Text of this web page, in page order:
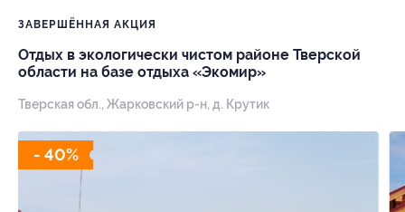
ЗАВЕРШЁННАЯ АКЦИЯ
Отдых в экологически чистом районе Тверской
области на базе отдыха «Экомир»
Тверская обл., Жарковский р-н, д. Крутик
- 40%